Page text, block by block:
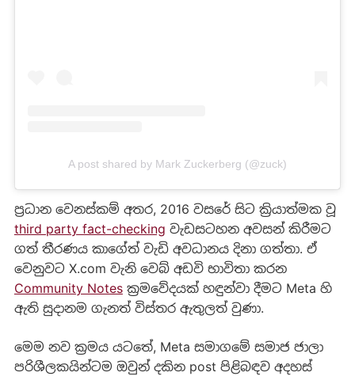
A post shared by Mark Zuckerberg (@zuck)
ප්‍රධාන වෙනස්කම් අතර, 2016 වසරේ සිට ක්‍රියාත්මක වූ
third party fact-checking වැඩසටහන අවසන් කිරීමට
ගත් තීරණය කාගේත් වැඩි අවධානය දිනා ගත්තා. ඒ
වෙනුවට X.com වැනි වෙබ් අඩවි භාවිතා කරන
Community Notesක්‍රමවේදයක් හඳුන්වා දීමට Meta හි
ඇති සුදානම ගැනත් විස්තර ඇතුලත් වුණා.
මෙම නව ක්‍රමය යටතේ, Meta සමාගමේ සමාජ ජාලා
පරිශීලකයින්ටම ඔවුන් දකින post පිළිබඳව අදහස්